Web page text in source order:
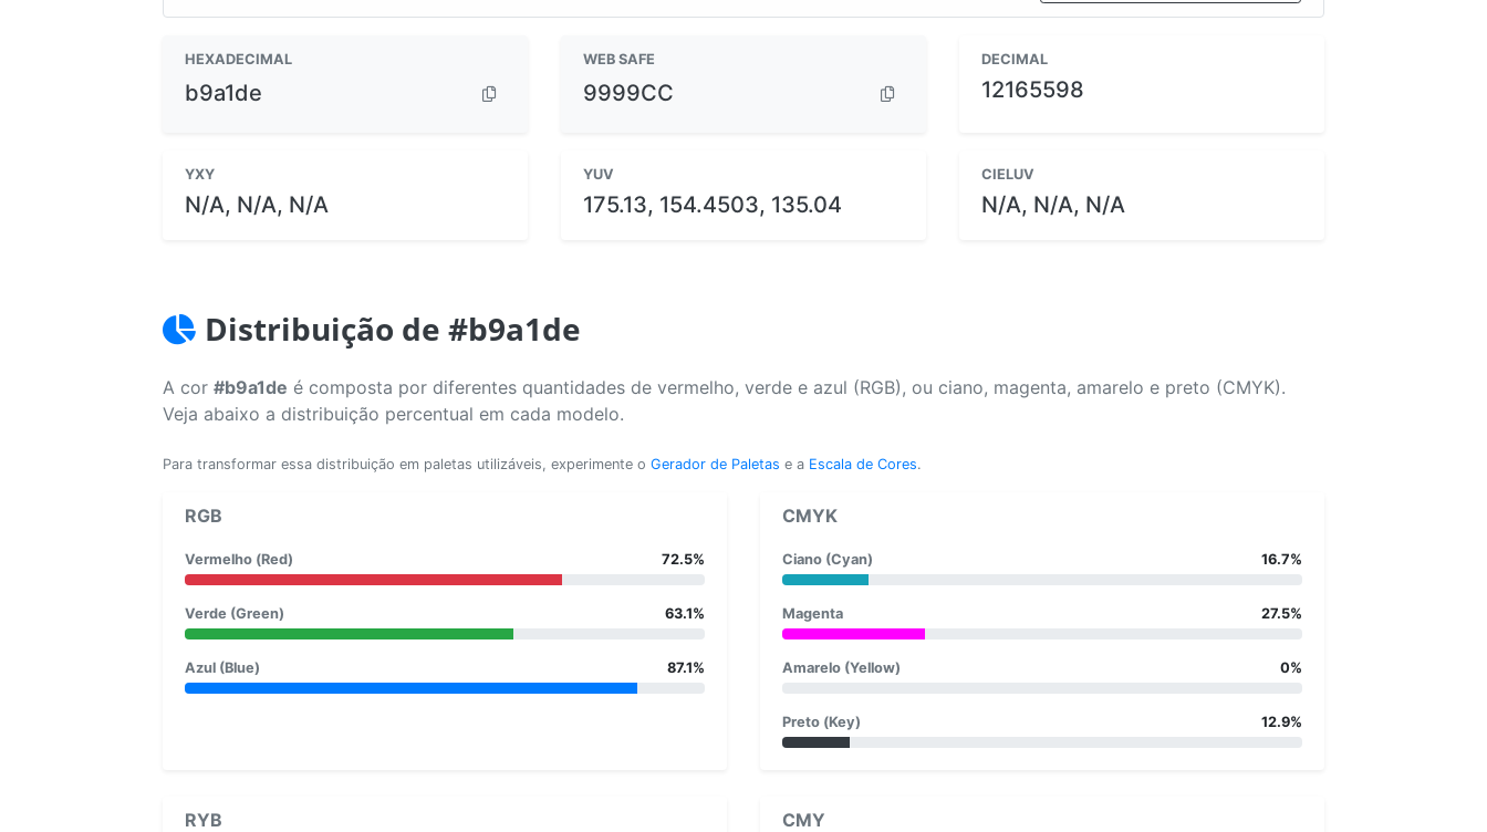
HEXADECIMAL
b9a1de
WEB SAFE
9999CC
DECIMAL
12165598
YXY
N/A, N/A, N/A
YUV
175.13, 154.4503, 135.04
CIELUV
N/A, N/A, N/A
Distribuição de #b9a1de
A cor #b9a1de é composta por diferentes quantidades de vermelho, verde e azul (RGB), ou ciano, magenta, amarelo e preto (CMYK).
Veja abaixo a distribuição percentual em cada modelo.
Para transformar essa distribuição em paletas utilizáveis, experimente o Gerador de Paletas e a Escala de Cores.
RGB
Vermelho (Red) 72.5%
Verde (Green) 63.1%
Azul (Blue) 87.1%
CMYK
Ciano (Cyan) 16.7%
Magenta 27.5%
Amarelo (Yellow) 0%
Preto (Key) 12.9%
RYB CMY